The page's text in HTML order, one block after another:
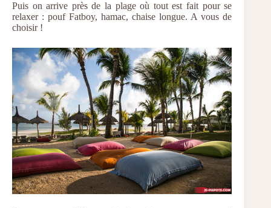
Puis on arrive près de la plage où tout est fait pour se
relaxer : pouf Fatboy, hamac, chaise longue. A vous de
choisir !